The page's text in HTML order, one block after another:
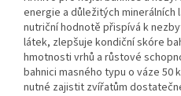
energie a důležitých minerálních
nutriční hodnotě přispívá k
látek, zlepšuje kondiční skóre
hmotnosti vrhů a růstové
bahnici masného typu o váze 50
nutné zajistit zvířatům